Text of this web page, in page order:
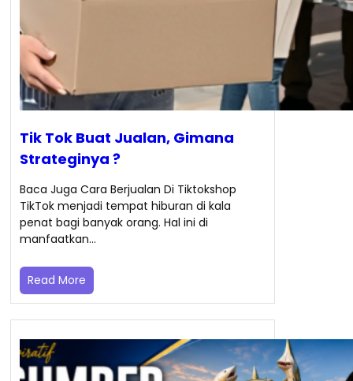
Tik Tok Buat Jualan, Gimana
Strateginya ?
Baca Juga Cara Berjualan Di Tiktokshop
TikTok menjadi tempat hiburan di kala
penat bagi banyak orang. Hal ini di
manfaatkan…
Read More